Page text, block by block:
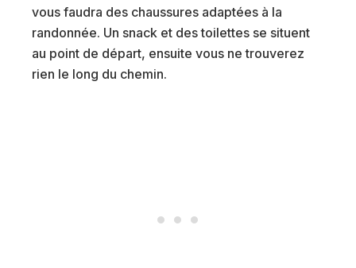
vous faudra des chaussures adaptées à la
randonnée. Un snack et des toilettes se situent
au point de départ, ensuite vous ne trouverez
rien le long du chemin.